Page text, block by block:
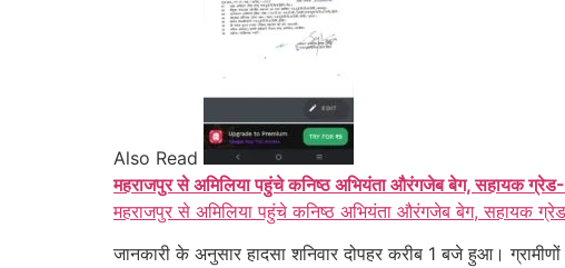
Also Read
महराजपुर से अमिलिया पहुंचे कनिष्ठ अभियंता औरंगजेब बेग, सहायक ग्रेड-
महराजपुर से अमिलिया पहुंचे कनिष्ठ अभियंता औरंगजेब बेग, सहायक
जानकारी के अनुसार हादसा शनिवार दोपहर करीब 1 बजे हुआ।